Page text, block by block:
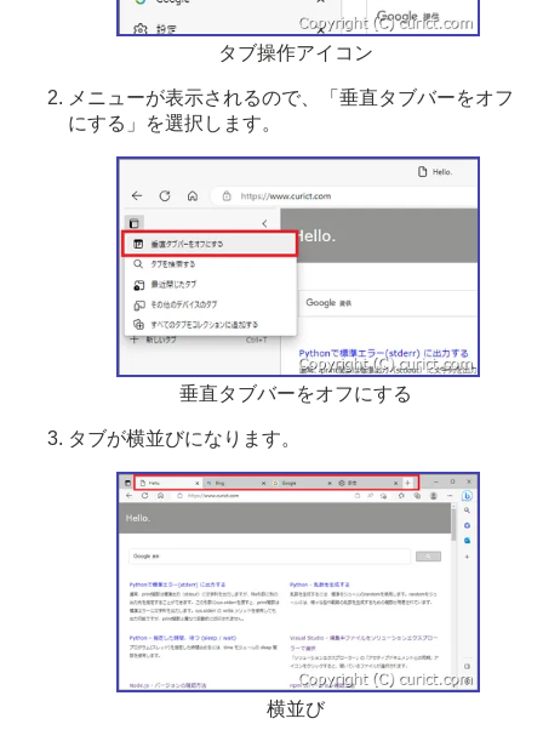
タブ操作アイコン
メニューが表示されるので、「垂直タブバーをオフ
にする」を選択します。
垂直タブバーをオフにする
タブが横並びになります。
横並び